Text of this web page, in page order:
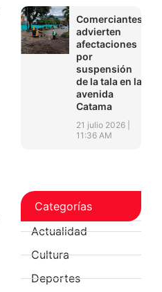
Comerciantes
advierten
afectaciones
por
suspensión
de la tala en la
avenida
Catama
21 julio 2026
11:36 AM
Categorías
Actualidad
Cultura
Deportes